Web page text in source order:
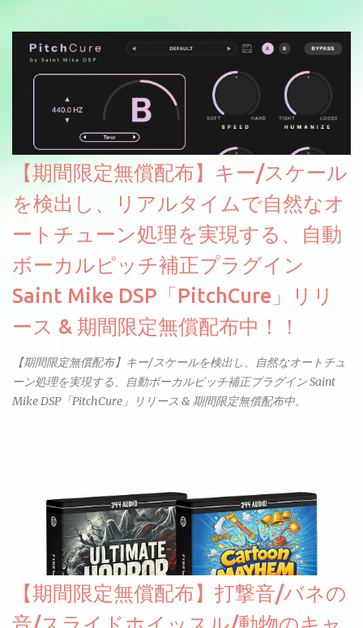
【期間限定無償配布】キー/スケール
を検出し、リアルタイムで自然なオ
ートチューン処理を実現する、自動
ボーカルピッチ補正プラグイン
Saint Mike DSP「PitchCure」リリ
ース & 期間限定無償配布中！！
【期間限定無償配布】キー/スケールを検出し、自然なオートチュ
ーン処理を実現する、自動ボーカルピッチ補正プラグイン Saint
Mike DSP「PitchCure」リリース & 期間限定無償配布中。
【期間限定無償配布】打撃音/バネの